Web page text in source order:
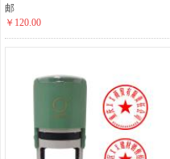
邮
￥120.00